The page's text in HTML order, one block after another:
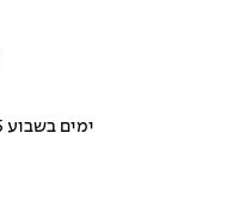
5 ימים בשבוע